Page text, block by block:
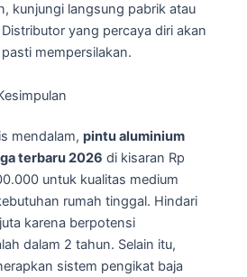
kunjungi langsung pabrik atau
yang percaya diri akan
mempersilakan.
mendalam, pintu aluminium
terbaru 2026 di kisaran Rp
untuk kualitas medium
rumah tinggal. Hindari
karena berpotensi
dalam 2 tahun. Selain itu,
sistem pengikat baja